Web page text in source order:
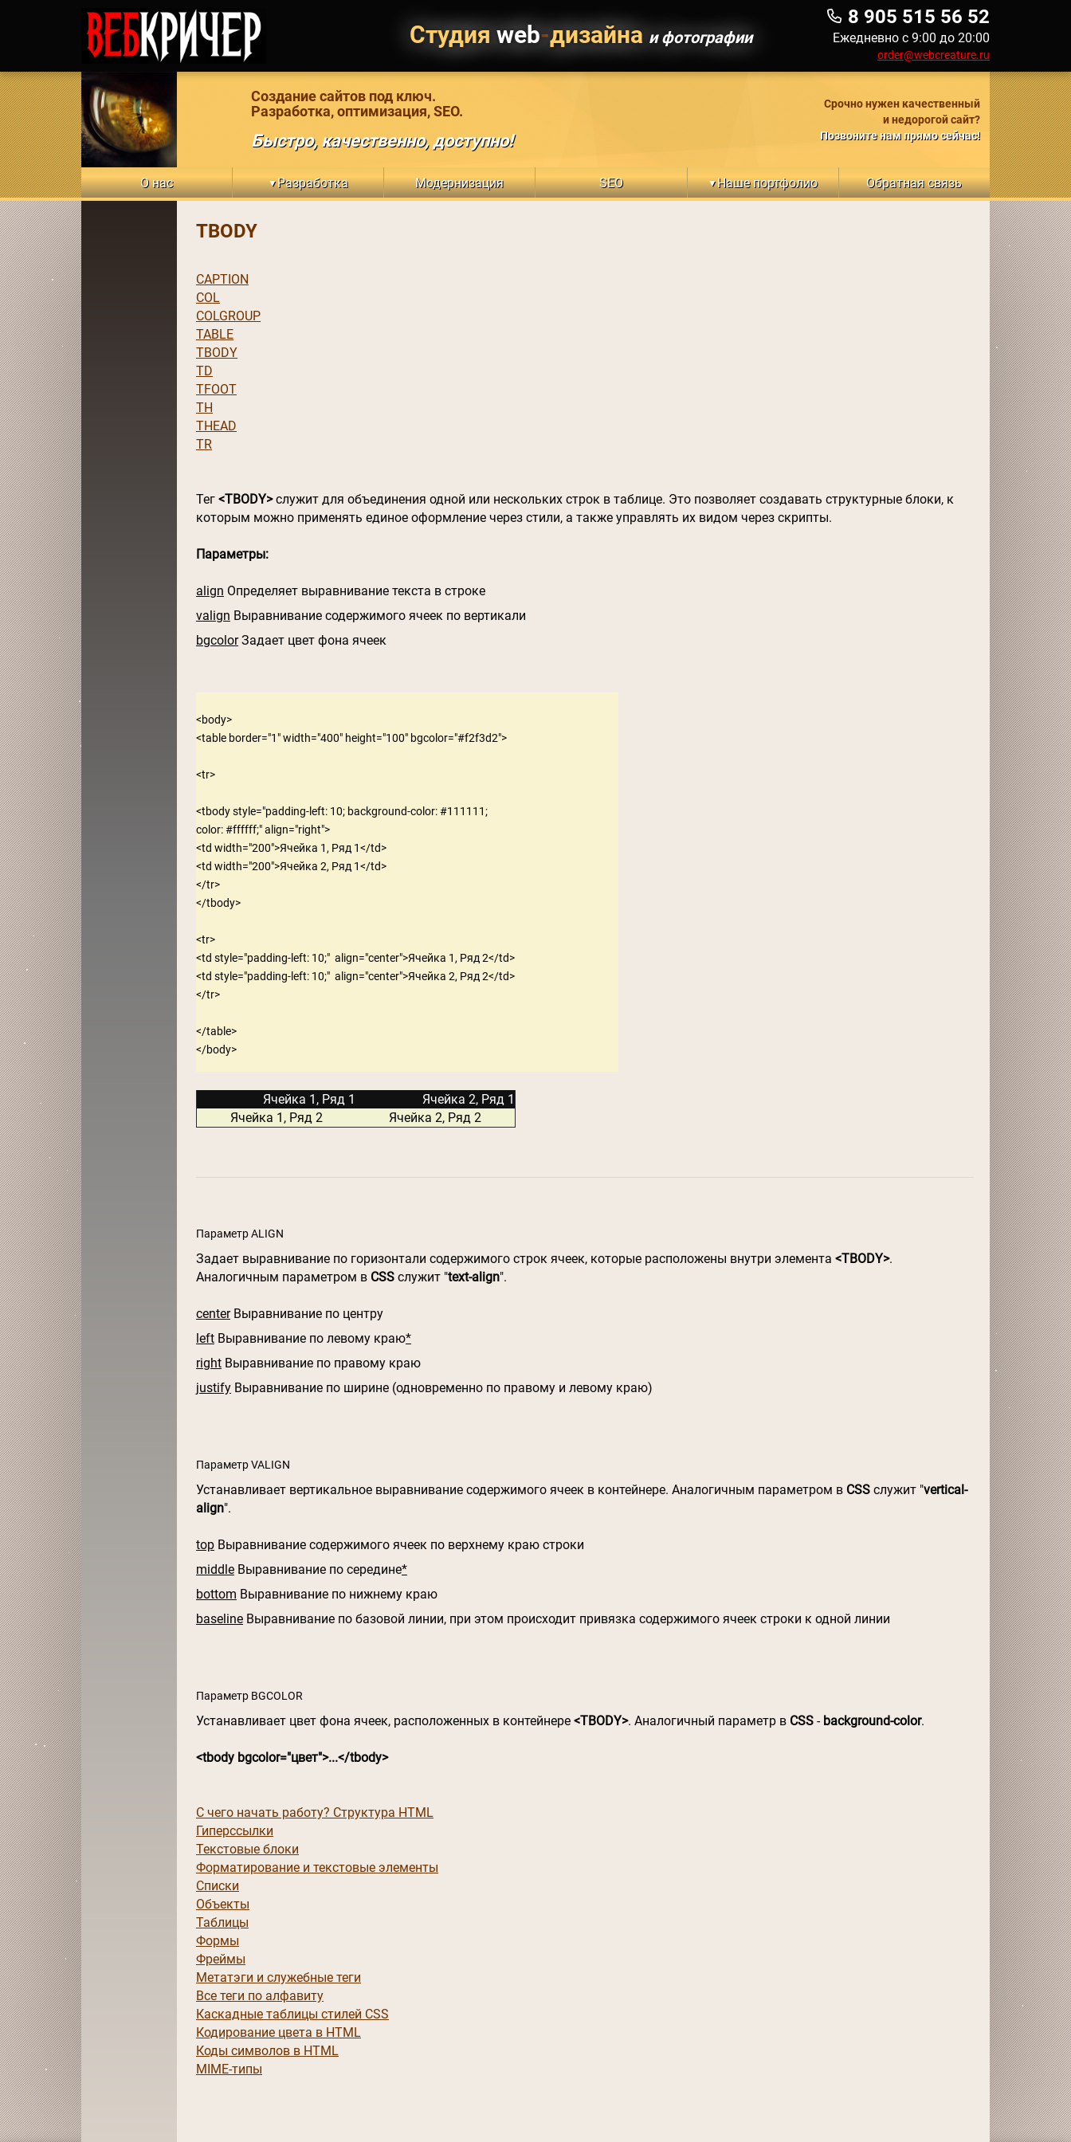
Студия web-дизайна и фотографии
8 905 515 56 52
Ежедневно с 9:00 до 20:00
order@webcreature.ru
Создание сайтов под ключ.
Разработка, оптимизация, SEO.
Быстро, качественно, доступно!
Срочно нужен качественный
и недорогой сайт?
Позвоните нам прямо сейчас!
О нас ▼Разработка Модернизация SEO ▼Наше портфолио Обратная связь
TBODY
CAPTION
COL
COLGROUP
TABLE
TBODY
TD
TFOOT
TH
THEAD
TR
Тег <TBODY>служит для объединения одной или нескольких строк в таблице. Это позволяет создавать структурные блоки, к
которым можно применять единое оформление через стили, а также управлять их видом через скрипты.
Параметры:
align Определяет выравнивание текста в строке
valign Выравнивание содержимого ячеек по вертикали
bgcolorЗадает цвет фона ячеек
<body>
<table border="1" width="400" height="100" bgcolor="#f2f3d2">
<tr>
<tbody style="padding-left: 10; background-color: #111111;
color: #ffffff;" align="right">
<td width="200">Ячейка 1, Ряд 1</td>
<td width="200">Ячейка 2, Ряд 1</td>
</tr>
</tbody>
<tr>
<td style="padding-left: 10;"  align="center">Ячейка 1, Ряд 2</td>
<td style="padding-left: 10;"  align="center">Ячейка 2, Ряд 2</td>
</tr>
</table>
Ячейка 1, Ряд 1
Ячейка 2, Ряд 1
Ячейка 1, Ряд 2
Ячейка 2, Ряд 2
Параметр ALIGN
Задает выравнивание по горизонтали содержимого строк ячеек, которые расположены внутри элемента <TBODY>.
Аналогичным параметром в CSS служит "text-align".
centerВыравнивание по центру
left Выравнивание по левому краю*
right Выравнивание по правому краю
justify Выравнивание по ширине (одновременно по правому и левому краю)
Параметр VALIGN
Устанавливает вертикальное выравнивание содержимого ячеек в контейнере. Аналогичным параметром в CSS служит "vertical-
align".
top Выравнивание содержимого ячеек по верхнему краю строки
middle Выравнивание по середине*
bottom Выравнивание по нижнему краю
baseline Выравнивание по базовой линии, при этом происходит привязка содержимого ячеек строки к одной линии
Параметр BGCOLOR
Устанавливает цвет фона ячеек, расположенных в контейнере <TBODY>. Аналогичный параметр в CSS - background-color.
<tbody bgcolor="цвет">...</tbody>
С чего начать работу? Структура HTML
Гиперссылки
Текстовые блоки
Форматирование и текстовые элементы
Списки
Объекты
Таблицы
Формы
Фреймы
Метатэги и служебные теги
Все теги по алфавиту
Каскадные таблицы стилей CSS
Кодирование цвета в HTML
Коды символов в HTML
MIME-типы